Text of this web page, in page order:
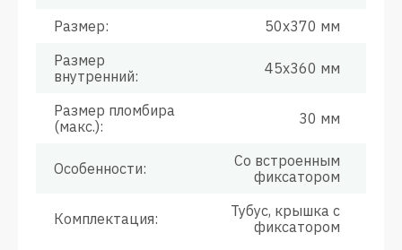
Размер:
50x370 мм
Размер
внутренний:
45x360 мм
Размер пломбира
(макс.):
30 мм
Особенности:
Со встроенным
фиксатором
Комплектация:
Тубус, крышка с
фиксатором